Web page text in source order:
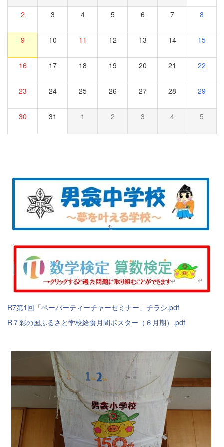
2 3 4 5 6 7 8
9 10 11 12 13 14 15
16 17 18 19 20 21 22
23 24 25 26 27 28 29
30 31 1 2 3 4 5
R7第1回「ペーパーティーチャーセミナー」チラシ.pdf
R７彩の国ふるさと学校給食月間ポスター（６月期）.pdf